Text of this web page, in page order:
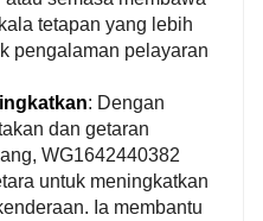
tetapan yang lebih
pengalaman pelayaran
: Dengan
dan getaran
WG1642440382
untuk meningkatkan
Ia membantu